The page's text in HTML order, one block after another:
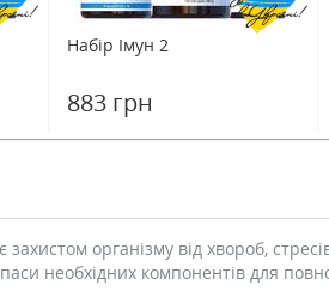
Набір Імун 2
883 грн
організму від хвороб,
необхідних компонентів для